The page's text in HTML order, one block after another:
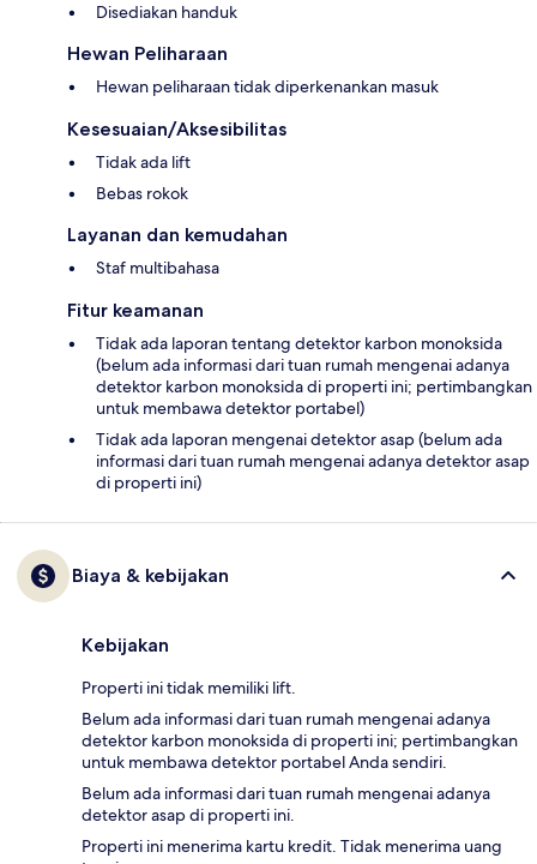
Disediakan handuk
Hewan Peliharaan
Hewan peliharaan tidak diperkenankan masuk
Kesesuaian/Aksesibilitas
Tidak ada lift
Bebas rokok
Layanan dan kemudahan
Staf multibahasa
Fitur keamanan
Tidak ada laporan tentang detektor karbon monoksida
(belum ada informasi dari tuan rumah mengenai adanya
detektor karbon monoksida di properti ini; pertimbangkan
untuk membawa detektor portabel)
Tidak ada laporan mengenai detektor asap (belum ada
informasi dari tuan rumah mengenai adanya detektor asap
di properti ini)
Biaya & kebijakan
Kebijakan
Properti ini tidak memiliki lift.
Belum ada informasi dari tuan rumah mengenai adanya
detektor karbon monoksida di properti ini; pertimbangkan
untuk membawa detektor portabel Anda sendiri.
Belum ada informasi dari tuan rumah mengenai adanya
detektor asap di properti ini.
Properti ini menerima kartu kredit. Tidak menerima uang